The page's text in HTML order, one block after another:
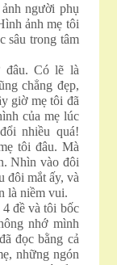
người phụ
ảnh mẹ tôi
sâu trong tâm
đâu. Có lẽ là
chẳng đẹp,
giờ mẹ tôi đã
của mẹ lúc
nhiều quá!
tôi đâu. Mà
Nhìn vào đôi
đôi mắt ấy, và
là niềm vui.
đề và tôi bốc
nhớ mình
đọc bằng cả
những ngón